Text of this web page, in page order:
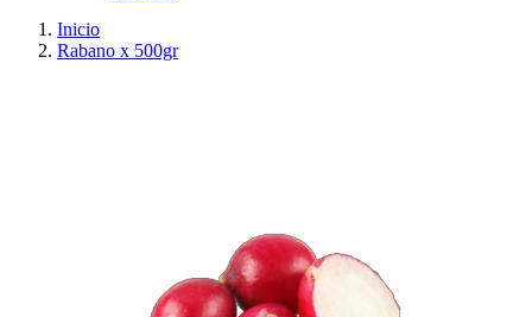
Inicio
Rabano x 500gr